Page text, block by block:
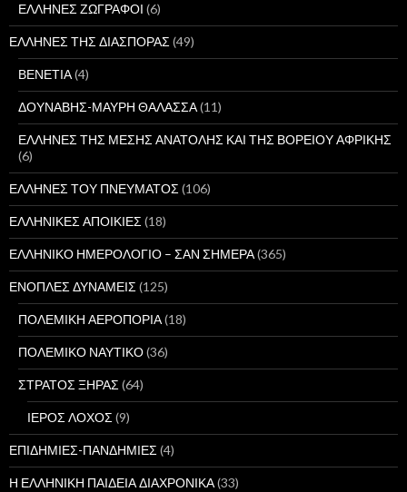
ΕΛΛΗΝΕΣ ΖΩΓΡΑΦΟΙ (6)
ΕΛΛΗΝΕΣ ΤΗΣ ΔΙΑΣΠΟΡΑΣ (49)
ΒΕΝΕΤΙΑ(4)
ΔΟΥΝΑΒΗΣ-ΜΑΥΡΗ ΘΑΛΑΣΣΑ(11)
ΕΛΛΗΝΕΣ ΤΗΣ ΜΕΣΗΣ ΑΝΑΤΟΛΗΣ ΚΑΙ ΤΗΣ ΒΟΡΕΙΟΥ ΑΦΡΙΚΗΣ
(6)
ΕΛΛΗΝΕΣ ΤΟΥ ΠΝΕΥΜΑΤΟΣ (106)
ΕΛΛΗΝΙΚΕΣ ΑΠΟΙΚΙΕΣ (18)
ΕΛΛΗΝΙΚΟ ΗΜΕΡΟΛΟΓΙΟ – ΣΑΝ ΣΗΜΕΡΑ(365)
ΕΝΟΠΛΕΣ ΔΥΝΑΜΕΙΣ (125)
ΠΟΛΕΜΙΚΗ ΑΕΡΟΠΟΡΙΑ(18)
ΠΟΛΕΜΙΚΟ ΝΑΥΤΙΚΟ(36)
ΣΤΡΑΤΟΣ ΞΗΡΑΣ (64)
ΙΕΡΟΣ ΛΟΧΟΣ (9)
ΕΠΙΔΗΜΙΕΣ-ΠΑΝΔΗΜΙΕΣ (4)
Η ΕΛΛΗΝΙΚΗ ΠΑΙΔΕΙΑ ΔΙΑΧΡΟΝΙΚΑ(33)